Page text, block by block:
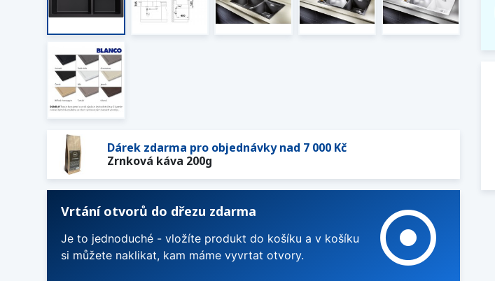
Dárek zdarma pro objednávky nad 7 000 Kč
Zrnková káva 200g
Vrtání otvorů do dřezu zdarma
Je to jednoduché - vložíte produkt do košíku a v košíku
si můžete naklikat, kam máme vyvrtat otvory.
adjust